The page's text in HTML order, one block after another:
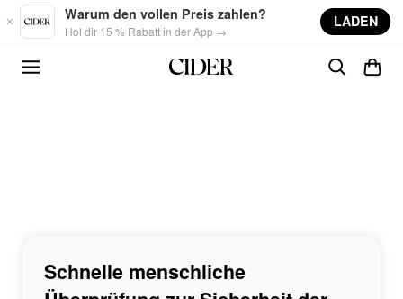
Skip to main content
Warum den vollen Preis zahlen?
Hol dir 15 % Rabatt in der App →
LADEN
Schnelle menschliche